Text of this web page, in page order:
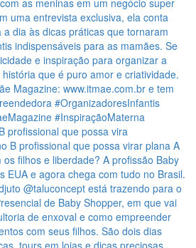
profissional que possa vira